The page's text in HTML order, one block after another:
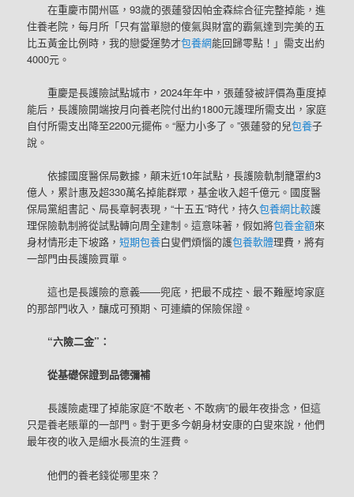
在重慶市開州區，93歲的張蓮發因帕金森綜合征完整掉能，進
住養老院，每月所「只有當單戀的傻氣與財富的霸氣達到完美的五
比五黃金比例時，我的戀愛運勢才包養網能回歸零點！」需支出約
4000元。
重慶是長護險試點城市，2024年年中，張蓮發被評價為重度掉
能后，長護險開端按月向養老院付出約1800元護理所需支出，家庭
自付所需支出降至2200元擺佈。“壓力小多了。”張蓮發的兒包養子
說。
依據國度醫保局數據，顛末近10年試點，長護險軌制籠罩約3
億人，累計惠及超330萬名掉能群眾，基金收入超千億元。國度醫
保局黨組書記、局長章軻表現，“十五五”時代，持久包養網比較護
理保險軌制將從試點轉向周全建制。這意味著，假如將包養金額來
身材情形走下坡路，短期包養白叟們煩惱的護包養軟體理費，將有
一部門由長護險買單。
這也是長護險的意義——兜底，把最不成控、最不難壓垮家庭
的那部門收入，釀成可預期、可連續的保險保證。
“六險二金”：
從基礎保證到品德彌補
長護險處理了掉能家庭“不敢老、不敢病”的最年夜掛念，但這
只是養老賬單的一部門。對于更多今朝身材安康的白叟來說，他們
最年夜的收入是細水長流的生涯費。
他們的養老錢從哪里來？